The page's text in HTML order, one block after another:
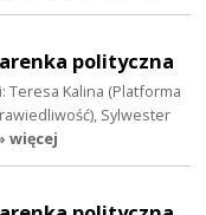
polityczna
Teresa Kalina (Platforma
Sylwester
więcej